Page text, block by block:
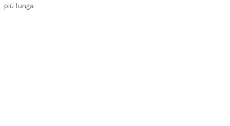
più lunga